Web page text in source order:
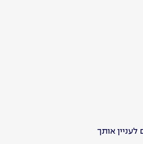
לעניין אותך